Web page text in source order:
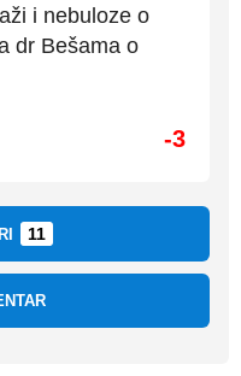
i nebuloze o
dr Bešama o
-3
11